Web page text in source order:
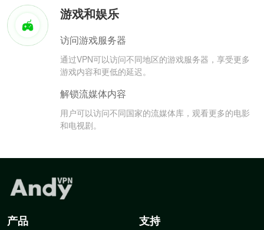
游戏和娱乐
访问游戏服务器
通过VPN可以访问不同地区的游戏服务器，享受更多
游戏内容和更低的延迟。
解锁流媒体内容
用户可以访问不同国家的流媒体库，观看更多的电影
和电视剧。
产品 支持